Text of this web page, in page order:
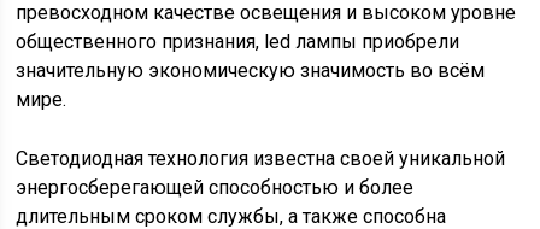
превосходном качестве освещения и высоком уровне
общественного признания, led лампы приобрели
значительную экономическую значимость во всём
мире.
Светодиодная технология известна своей уникальной
энергосберегающей способностью и более
длительным сроком службы, а также способна